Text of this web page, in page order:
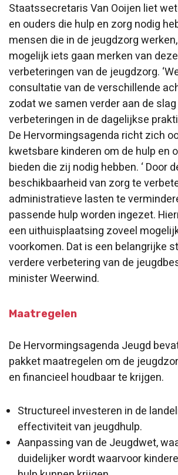
Staatssecretaris Van Ooijen liet
en ouders die hulp en zorg nodig
mensen die in de jeugdzorg
mogelijk iets gaan merken van
verbeteringen van de jeugdzorg.
consultatie van de verschillende
zodat we samen verder aan de
verbeteringen in de dagelijkse
De Hervormingsagenda richt zich
kwetsbare kinderen om de hulp en
bieden die zij nodig hebben. ‘ Door
beschikbaarheid van zorg te
administratieve lasten te
passende hulp worden ingezet.
een uithuisplaatsing zoveel
voorkomen. Dat is een belangrijke
verdere verbetering van de
minister Weerwind.
Maatregelen
De Hervormingsagenda Jeugd
pakket maatregelen om de
en financieel houdbaar te krijgen.
Structureel investeren in de
effectiviteit van jeugdhulp.
Aanpassing van de Jeugdwet,
duidelijker wordt waarvoor